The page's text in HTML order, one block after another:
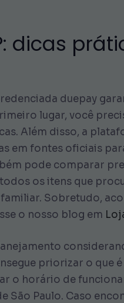
dicas
duepay
lugar, você
Além disso, a
em fontes oficiais
pode comparar
os itens que
Sobretudo,
o nosso blog em
priorizar o que
o horário de
São Paulo. Caso